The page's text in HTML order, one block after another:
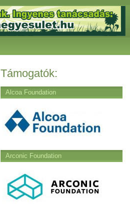
Támogatók:
Alcoa Foundation
Arconic Foundation